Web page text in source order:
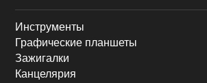
Инструменты
Графические планшеты
Зажигалки
Канцелярия